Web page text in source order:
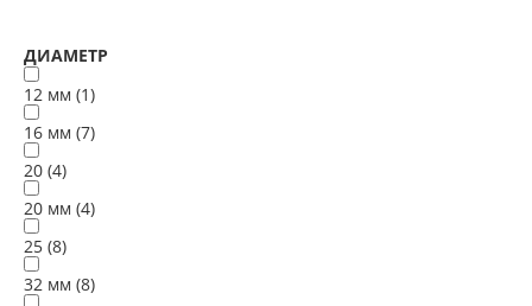
ДИАМЕТР
12 мм (1)
16 мм (7)
20 (4)
20 мм (4)
25 (8)
32 мм (8)